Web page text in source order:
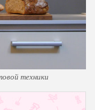
техники